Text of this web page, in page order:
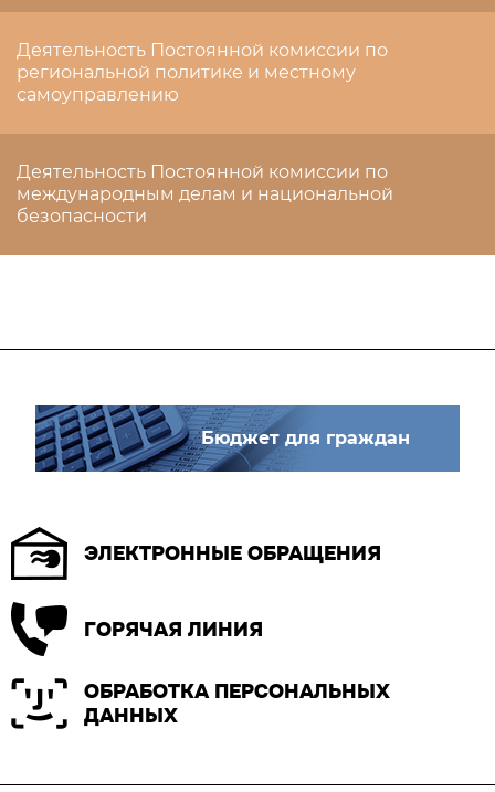
Деятельность Постоянной комиссии по
региональной политике и местному
самоуправлению
Деятельность Постоянной комиссии по
международным делам и национальной
безопасности
Бюджет для граждан
ЭЛЕКТРОННЫЕ ОБРАЩЕНИЯ
ГОРЯЧАЯ ЛИНИЯ
ОБРАБОТКА ПЕРСОНАЛЬНЫХ
ДАННЫХ